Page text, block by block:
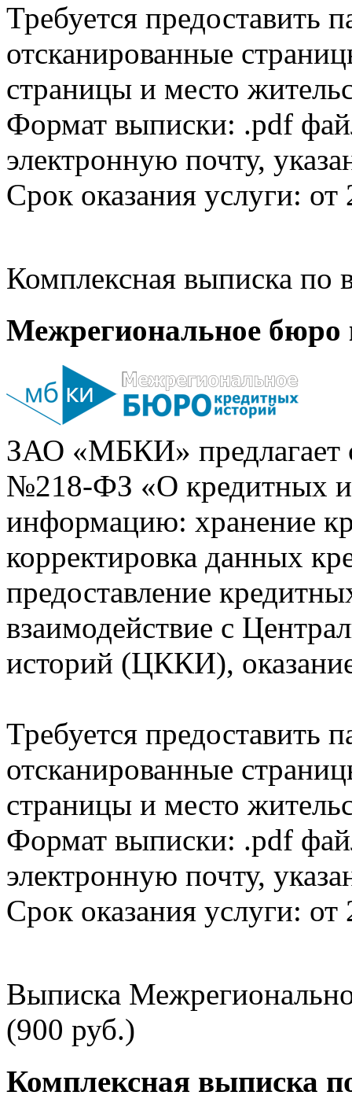
Требуется предоставить
отсканированные
страницы и место
Формат выписки: .pdf
электронную почту,
Срок оказания услуги: от
Комплексная выписка
Межрегиональное бюро
ЗАО «МБКИ» предлагает
№218-ФЗ «О кредитных
информацию: хранение
корректировка данных
предоставление
взаимодействие с
историй (ЦККИ),
Требуется предоставить
отсканированные
страницы и место
Формат выписки: .pdf
электронную почту,
Срок оказания услуги: от
Выписка
(900 руб.)
Комплексная выписка